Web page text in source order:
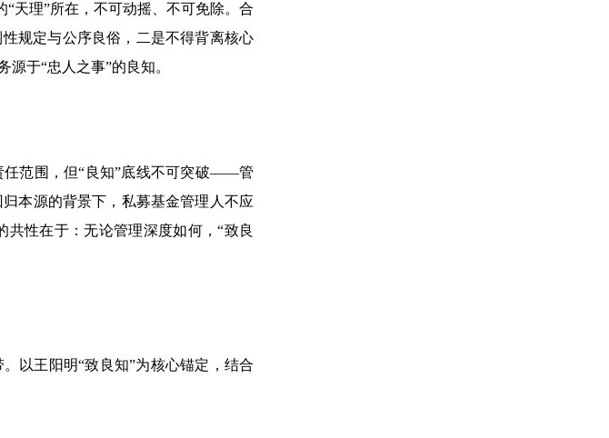
天理”所在，不可动摇、不可免除。合
规定与公序良俗，二是不得背离核心
于“忠人之事”的良知。
任范围，但“良知”底线不可突破——管
本源的背景下，私募基金管理人不应
性在于：无论管理深度如何，“致良
以王阳明“致良知”为核心锚定，结合